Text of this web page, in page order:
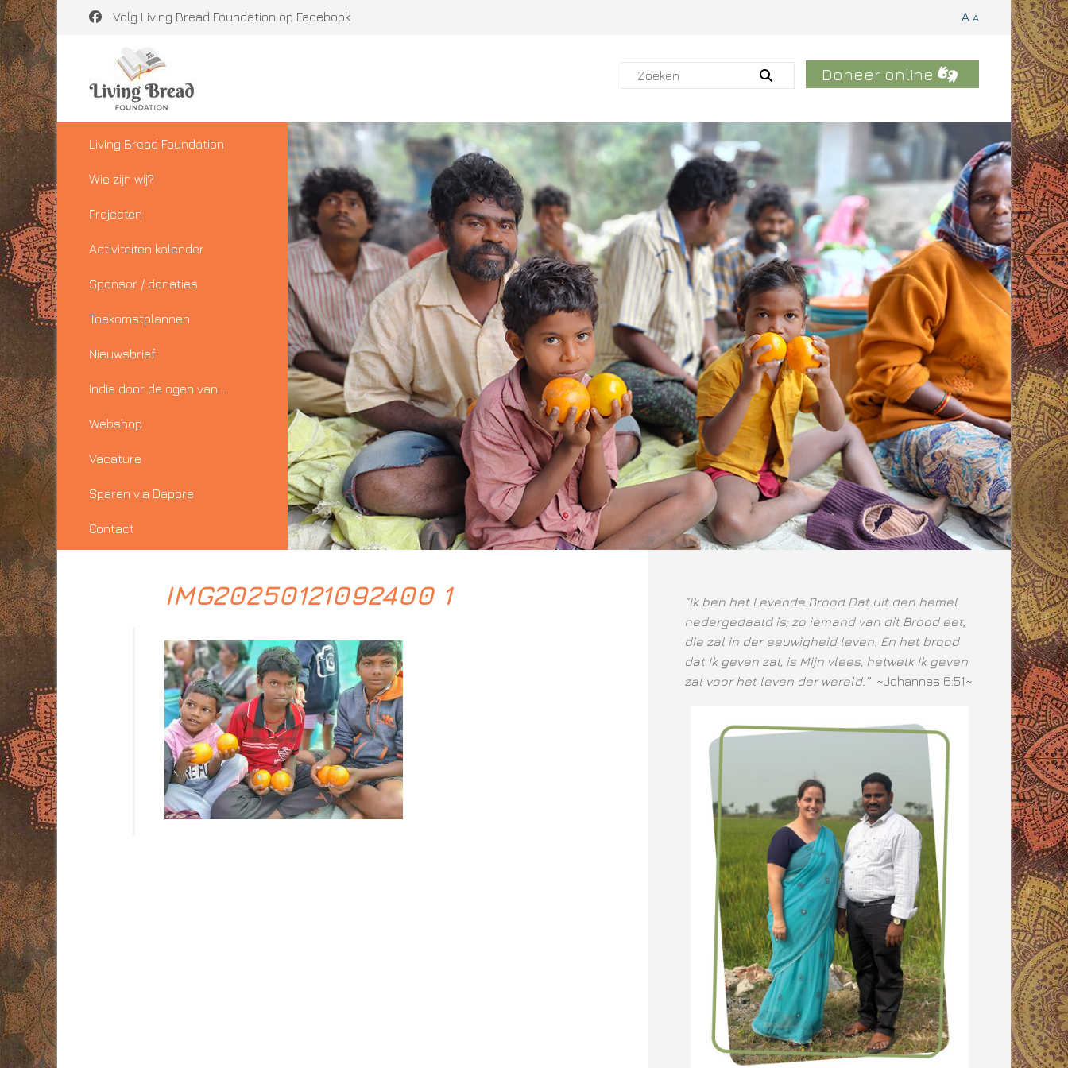
Volg Living Bread Foundation op Facebook A A
Doneer online
Living Bread Foundation
Wie zijn wij?
Projecten
Activiteiten kalender
Sponsor / donaties
Toekomstplannen
Nieuwsbrief
India door de ogen van…..
Webshop
Vacature
Sparen via Dappre
Contact
IMG20250121092400 1
“Ik ben het Levende Brood Dat uit den hemel
nedergedaald is; zo iemand van dit Brood eet,
die zal in der eeuwigheid leven. En het brood
dat Ik geven zal, is Mijn vlees, hetwelk Ik geven
zal voor het leven der wereld.” ~Johannes 6:51~